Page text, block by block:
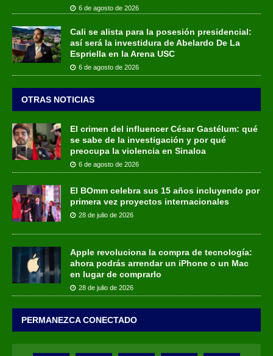
6 de agosto de 2026
Cali se alista para la posesión presidencial:
así será la investidura de Abelardo De La
Espriella en la Arena USC
6 de agosto de 2026
OTRAS NOTICIAS
El crimen del influencer César Gastélum: qué
se sabe de la investigación y por qué
preocupa la violencia en Sinaloa
6 de agosto de 2026
El BOmm celebra sus 15 años incluyendo por
primera vez proyectos internacionales
28 de julio de 2026
Apple revoluciona la compra de tecnología:
ahora podrás arrendar un iPhone o un Mac
en lugar de comprarlo
28 de julio de 2026
PERMANEZCA CONECTADO